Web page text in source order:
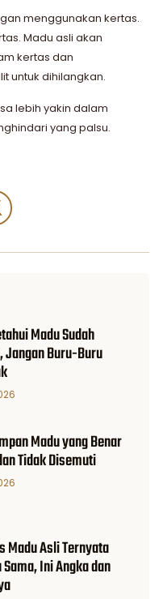
menggunakan kertas.
Madu asli akan
kertas dan
untuk dihilangkan.
lebih yakin dalam
yang palsu.
Madu Sudah
Buru-Buru
Madu yang Benar
Tidak Disemuti
Madu Asli Ternyata
Ini Angka dan